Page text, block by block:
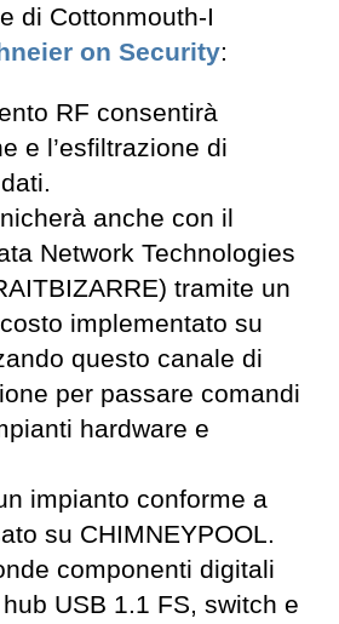
di Cottonmouth-I
on Security:
RF consentirà
e l’esfiltrazione di
anche con il
Network Technologies
tramite un
implementato su
questo canale di
per passare comandi
hardware e
impianto conforme a
su CHIMNEYPOOL.
componenti digitali
USB 1.1 FS, switch e